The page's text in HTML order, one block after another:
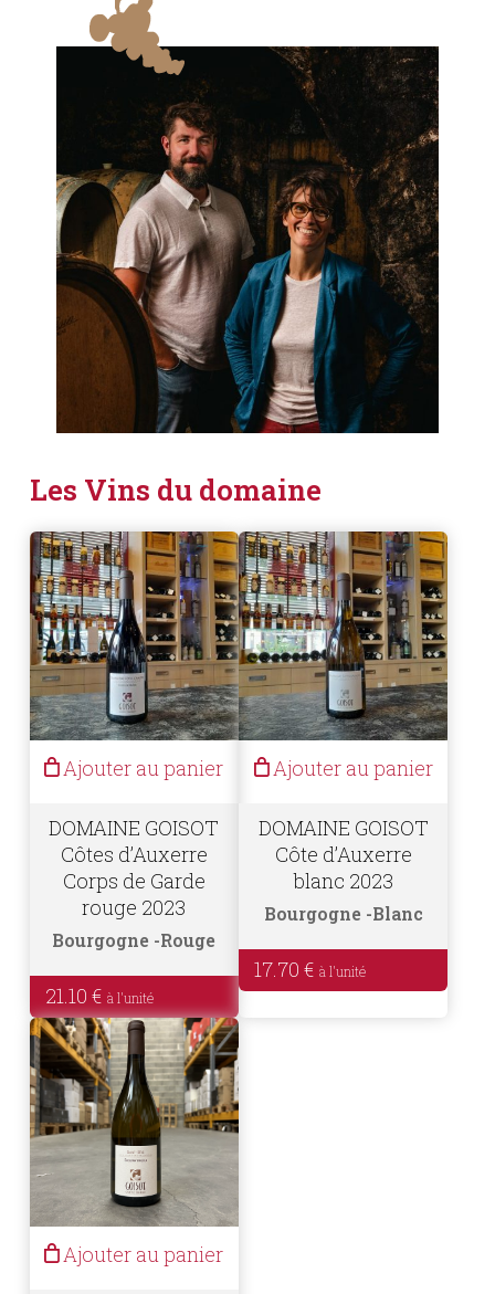
Les Vins du domaine
Ajouter au panier
DOMAINE GOISOT
Côtes d’Auxerre
Corps de Garde
rouge 2023
Bourgogne Rouge
21.10 €
Ajouter au panier
DOMAINE GOISOT
Côte d’Auxerre
blanc 2023
Bourgogne Blanc
17.70€
Ajouter au panier